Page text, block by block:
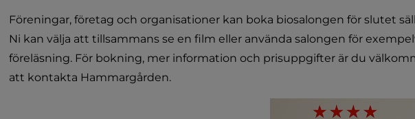
Föreningar, företag och organisationer kan boka biosalongen för slutet
Ni kan välja att tillsammans se en film eller använda salongen för
föreläsning. För bokning, mer information och prisuppgifter är du
att kontakta Hammargården.